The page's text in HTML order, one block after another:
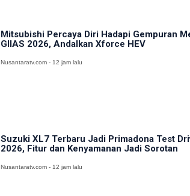
Mitsubishi Percaya Diri Hadapi Gempuran
GIIAS 2026, Andalkan Xforce HEV
Nusantaratv.com - 12 jam lalu
Suzuki XL7 Terbaru Jadi Primadona Test
2026, Fitur dan Kenyamanan Jadi Sorotan
Nusantaratv.com - 12 jam lalu